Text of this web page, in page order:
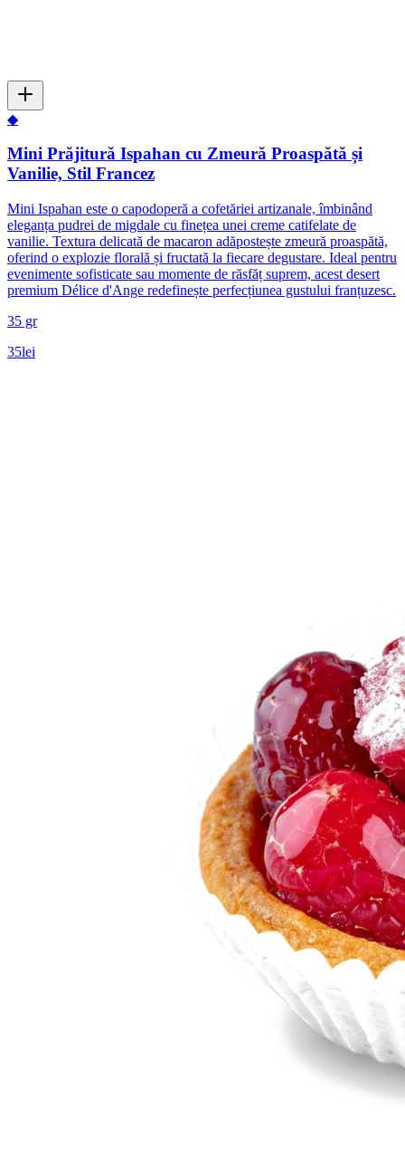
◆
Mini Prăjitură Ispahan cu Zmeură Proaspătă și
Vanilie, Stil Francez
Mini Ispahan este o capodoperă a cofetăriei artizanale, îmbinând
eleganța pudrei de migdale cu finețea unei creme catifelate de
vanilie. Textura delicată de macaron adăpostește zmeură proaspătă,
oferind o explozie florală și fructată la fiecare degustare. Ideal pentru
evenimente sofisticate sau momente de răsfăț suprem, acest desert
premium Délice d'Ange redefinește perfecțiunea gustului franțuzesc.
35 gr
35lei